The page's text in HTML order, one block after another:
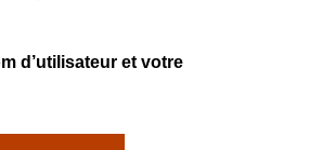
d’utilisateur et votre